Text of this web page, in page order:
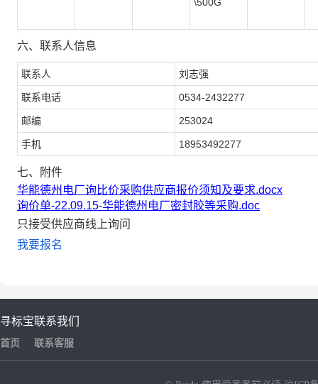
六、联系人信息
联系人 刘志强
联系电话 0534-2432277
邮编 253024
手机 18953492277
七、附件
华能德州电厂询比价采购供应商报价须知及要求.docx
询价单-22.09.15-华能德州电厂密封胶等采购.doc
只接受供应商线上询问
我要报名
寻标宝
首页
联系我们
联系客服